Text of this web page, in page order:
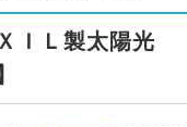
ＩＬ製太陽光